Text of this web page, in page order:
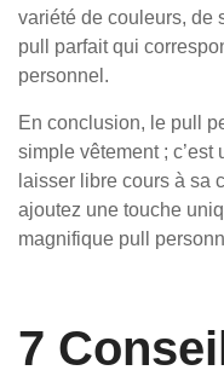
variété de couleurs, de
pull parfait qui
personnel.
En conclusion, le pull
simple vêtement ; c’est
laisser libre cours à sa
ajoutez une touche
magnifique pull
7